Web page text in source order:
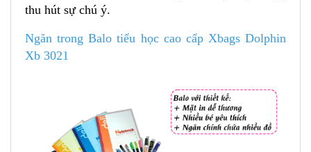
thu hút sự chú ý.
Ngăn trong Balo tiểu học cao cấp Xbags Dolphin
Xb 3021